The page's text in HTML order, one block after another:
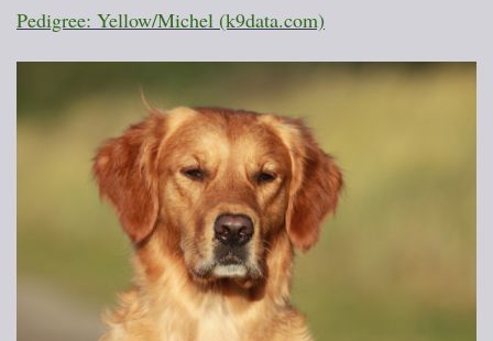
Pedigree: Yellow/Michel (k9data.com)